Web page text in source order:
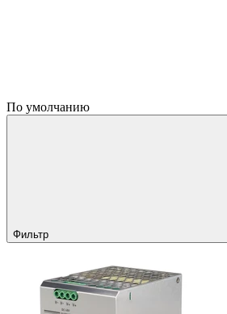
По умолчанию
Фильтр